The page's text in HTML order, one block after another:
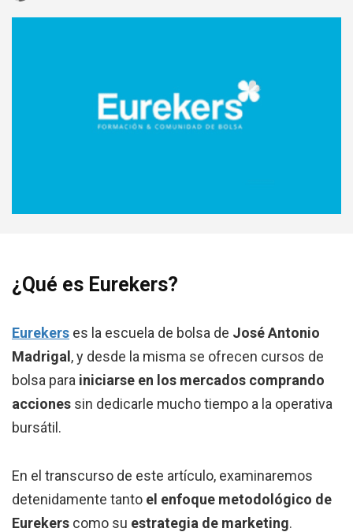
¿Qué es Eurekers?
Eurekers es la escuela de bolsa de José Antonio
Madrigal, y desde la misma se ofrecen cursos de
bolsa para iniciarse en los mercados comprando
acciones sin dedicarle mucho tiempo a la operativa
bursátil.
En el transcurso de este artículo, examinaremos
detenidamente tanto el enfoque metodológico de
Eurekers como su estrategia de marketing.